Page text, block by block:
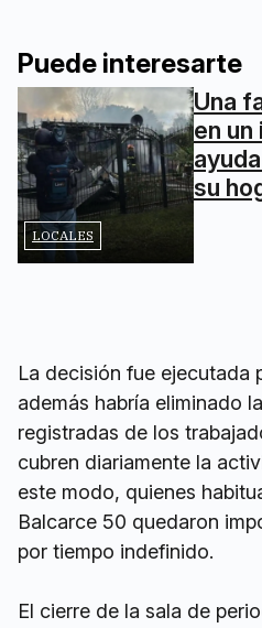
Puede interesarte
LOCALES
Una
en un
su
La decisión fue ejecutada
además habría eliminado
registradas de los
cubren diariamente la
este modo, quienes
Balcarce 50 quedaron
por tiempo indefinido.
El cierre de la sala de